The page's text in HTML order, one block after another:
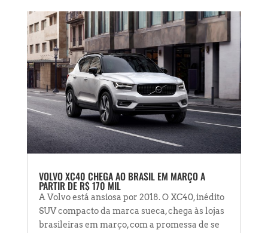
VOLVO XC40 CHEGA AO BRASIL EM MARÇO A
PARTIR DE R$ 170 MIL
A Volvo está ansiosa por 2018. O XC40, inédito
SUV compacto da marca sueca, chega às lojas
brasileiras em março, com a promessa de se